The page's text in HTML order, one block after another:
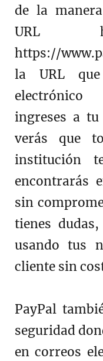
de la
URL
https://
la URL
electrónico
ingreses a tu
verás que
institución
encontrarás
sin
tienes
usando tus
cliente sin
PayPal
seguridad
en correos